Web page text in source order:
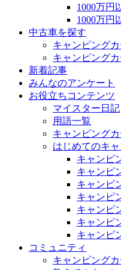
1000万円
1000万円
中古車を探す
キャンピング
キャンピング
新着記事
みんなのアンケート
お役立ちコンテンツ
マイスター日記
用語一覧
キャンピング
はじめてのキ
キャンピ
キャンピ
キャンピ
キャンピ
キャンピ
キャンピ
キャンピ
コミュニティ
キャンピング